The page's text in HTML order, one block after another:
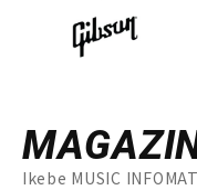
Ikebe MUSIC